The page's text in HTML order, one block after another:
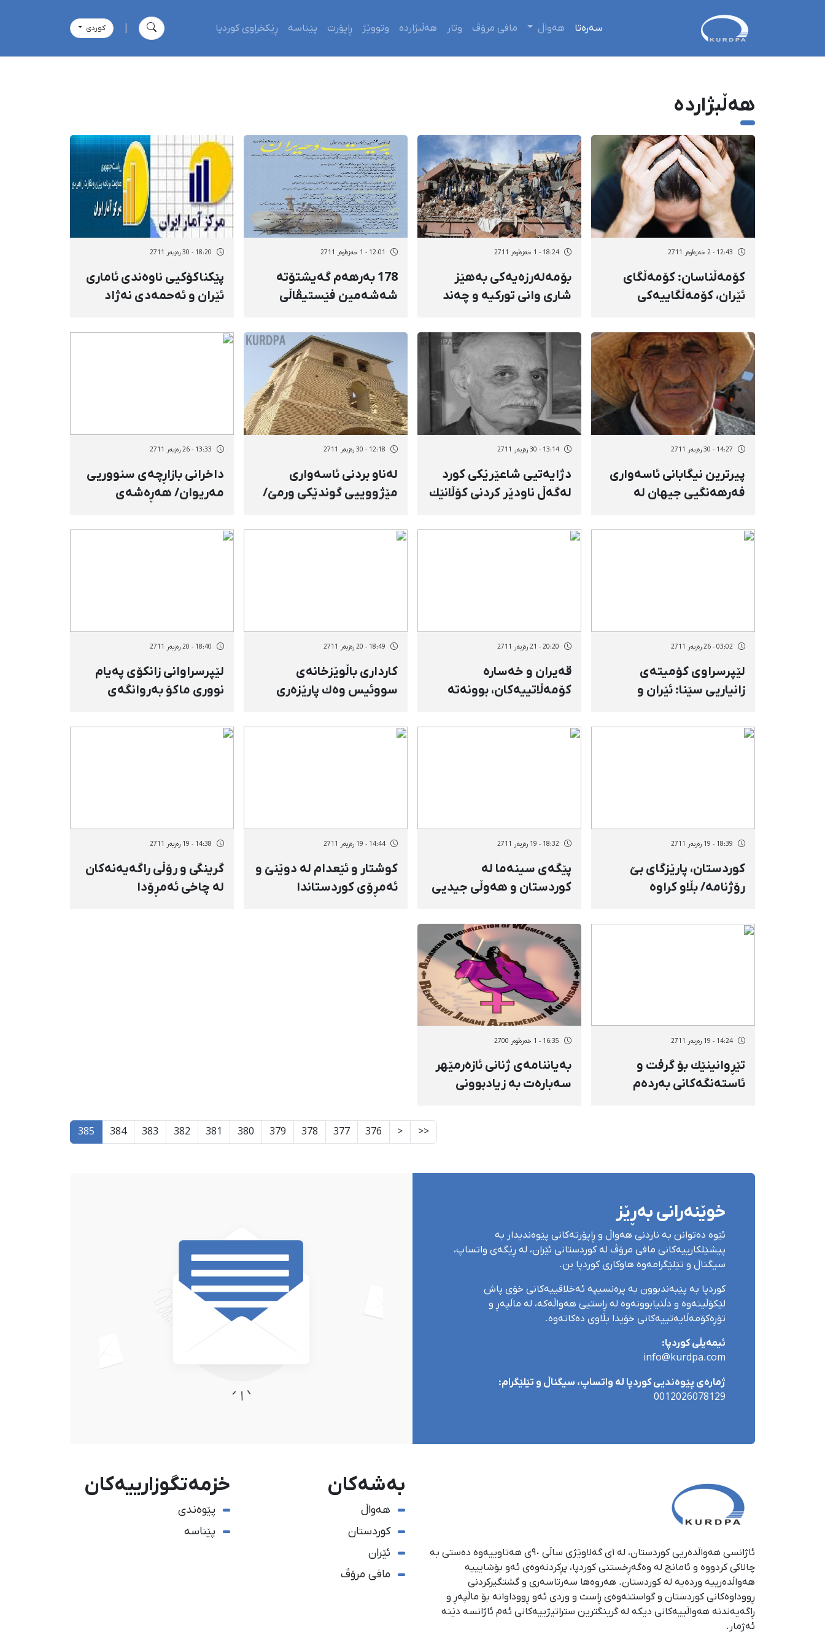
سەرەتا هەواڵ مافی مرۆڤ وتار هەڵبژاردە وتووێژ ڕاپۆرت پێناسە ڕێکخراوی کوردپا كوردی
هەڵبژاردە
12:43 - 2 خەزەڵوەر 2711
كۆمەڵناسان: كۆمەڵگای
ئێران، كۆمەڵگاییەكی
زیاتریش دەبێت
18:24 - 1 خەزەڵوەر 2711
بۆمەلەرزەیەكی بەهێز
شاری وانی توركیە و چەند
12:01 - 1 خەزەڵوەر 2711
178 بەرهەم گەیشتۆتە
شەشەمین فێستیڤاڵی
سەردەشت
18:20 - 30 رەزبەر 2711
پێكناكۆكیی ناوەندی ئاماری
ئێران و ئەحمەدی نەژاد
14:27 - 30 رەزبەر 2711
پیرترین نیگابانی ئاسەواری
فەرهەنگیی جیهان لە
13:14 - 30 رەزبەر 2711
دژایەتیی شاعێرێكی كورد
لەگەڵ ناودێر كردنی كۆڵانێك
12:18 - 30 رەزبەر 2711
لەناو بردنی ئاسەواری
مێژووییی گوندێكی ورمێ‌/
پێوەندیدارەكانی حكوومەت
13:33 - 26 رەزبەر 2711
داخرانی بازاڕچەی سنووریی
مەریوان/ هەڕەشەی
03:02 - 26 رەزبەر 2711
لێپرسراوی كۆمیتەی
زانیاریی سێنا: ئێران و
دەڕون
20:20 - 21 رەزبەر 2711
قەیران و خەسارە
كۆمەڵاتییەكان، بوونەتە
كۆمەڵگای ئێران
18:49 - 20 رەزبەر 2711
كارداری باڵوێزخانەی
سووئیس وەك پارێزەری
لە تاران بانگ كرایە وەزارەتی
18:40 - 20 رەزبەر 2711
لێپرسراوانی زانكۆی پەیام
نووری ماكۆ بەروانگەی
خوێندكارانی كورد
18:39 - 19 رەزبەر 2711
كوردستان، پارێزگای بێ‌
رۆژنامە/ بڵاو كراوە
هەن
18:32 - 19 رەزبەر 2711
پێگەی سینەما لە
كوردستان و هەوڵی جیدیی
14:44 - 19 رەزبەر 2711
كوشتار و ئێعدام لە دوێنێ و
ئەمڕۆی كوردستاندا
14:38 - 19 رەزبەر 2711
گرینگی و رۆڵی راگەیەنەكان
لە چاخی ئەمڕۆدا
14:24 - 19 رەزبەر 2711
تێڕوانینێك بۆ گرفت و
ئاستەنگەكانی بەردەم
16:35 - 1 خەزەڵوەر 2700
بەیاننامەی ژنانی ئازەرمێهر
سەبارەت بە زیادبوونی
<<
<
376
377
378
379
380
381
382
383
384
385
خوێنەرانی بەڕێز
ئێوە دەتوانن بە ناردنی هەواڵ و ڕاپۆرتەکانی پێوەندیدار بە
پیشێلکارییەکانی مافی مرۆڤ لە کوردستانی ئێران، لە ڕێگەی واتساپ،
سیگناڵ و تێلێگرامەوە هاوکاری کوردپا بن.
کوردپا بە پێبەندبوون بە پرەنسیپە ئەخلاقییەکانی خۆی پاش
لێکۆڵینەوە و دڵنیابوونەوە لە ڕاستیی هەواڵەکە، لە ماڵپەڕ و
تۆڕەکۆمەڵایەتییەکانی خۆیدا بڵاوی دەکاتەوە.
ئیمەیڵی کوردپا:
info@kurdpa.com
ژمارەی پێوەندیی کوردپا لە واتساپ، سیگناڵ و تێلێگرام:
0012026078129
ئاژانسی هەواڵدەریی کوردستان، لە ١ی گەلاوێژی ساڵی ٩٠ی هەتاوییەوە دەستی بە
چالاکی کردووە و ئامانج لە وەگەڕخستنی كوردپا، پڕكردنەوەی ئەو بۆشایییە
هەواڵدەرییە وردەیە لە كوردستان. هەروەها سەرتاسەری و گشتگیركردنی
ڕووداوەكانی كوردستان و گواستنەوەی ڕاست و وردی ئەو ڕووداوانە بۆ ماڵپەڕ و
ڕاگەیەندنە هەواڵییەكانی دیكە لە گرینگترین ستراتیژییەكانی ئەم ئاژانسە دێنە
ئەژمار.
بەشەکان
هەواڵ
کوردستان
ئێران
مافی مرۆڤ
خزمەتگوزارییەکان
پێوەندی
پێناسە